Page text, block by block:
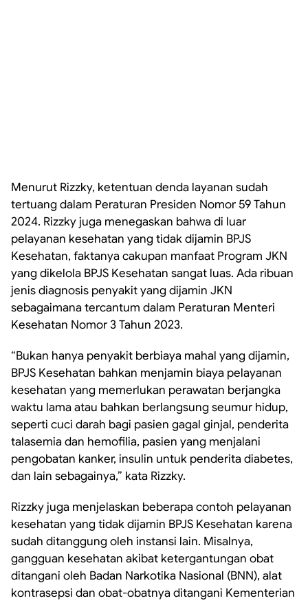
Menurut Rizzky, ketentuan denda layanan sudah
tertuang dalam Peraturan Presiden Nomor 59 Tahun
2024. Rizzky juga menegaskan bahwa di luar
pelayanan kesehatan yang tidak dijamin BPJS
Kesehatan, faktanya cakupan manfaat Program JKN
yang dikelola BPJS Kesehatan sangat luas. Ada ribuan
jenis diagnosis penyakit yang dijamin JKN
sebagaimana tercantum dalam Peraturan Menteri
Kesehatan Nomor 3 Tahun 2023.
“Bukan hanya penyakit berbiaya mahal yang dijamin,
BPJS Kesehatan bahkan menjamin biaya pelayanan
kesehatan yang memerlukan perawatan berjangka
waktu lama atau bahkan berlangsung seumur hidup,
seperti cuci darah bagi pasien gagal ginjal, penderita
talasemia dan hemofilia, pasien yang menjalani
pengobatan kanker, insulin untuk penderita diabetes,
dan lain sebagainya,” kata Rizzky.
Rizzky juga menjelaskan beberapa contoh pelayanan
kesehatan yang tidak dijamin BPJS Kesehatan karena
sudah ditanggung oleh instansi lain. Misalnya,
gangguan kesehatan akibat ketergantungan obat
ditangani oleh Badan Narkotika Nasional (BNN), alat
kontrasepsi dan obat-obatnya ditangani Kementerian